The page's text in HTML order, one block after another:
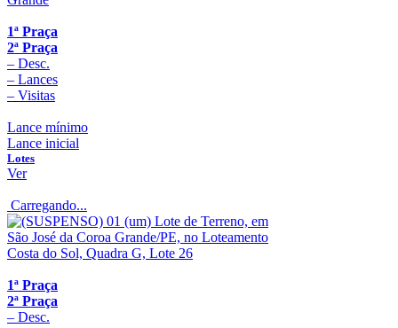
1ª Praça
2ª Praça
– Desc.
– Lances
– Visitas
Lance mínimo
Lance inicial
Lotes
Ver
Carregando...
1ª Praça
2ª Praça
– Desc.